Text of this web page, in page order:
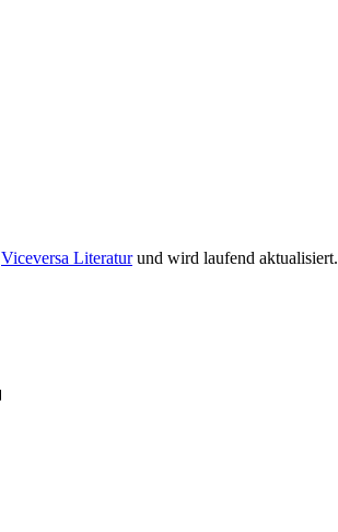
Viceversa Literaturund wird laufend aktualisiert.